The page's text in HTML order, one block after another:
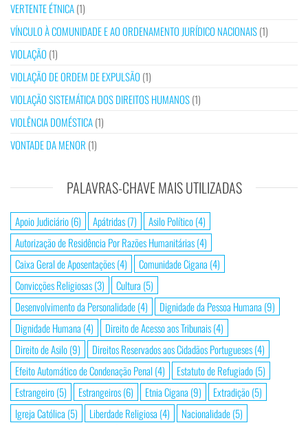
VERTENTE ÉTNICA(1)
VÍNCULO À COMUNIDADE E AO ORDENAMENTO JURÍDICO NACIONAIS(1)
VIOLAÇÃO (1)
VIOLAÇÃO DE ORDEM DE EXPULSÃO (1)
VIOLAÇÃO SISTEMÁTICA DOS DIREITOS HUMANOS(1)
VIOLÊNCIA DOMÉSTICA(1)
VONTADE DA MENOR (1)
PALAVRAS-CHAVE MAIS UTILIZADAS
Apoio Judiciário(6) Apátridas(7) Asilo Político(4)
Autorização de Residência Por Razões Humanitárias(4)
Caixa Geral de Aposentações(4) Comunidade Cigana (4)
Convicções Religiosas(3) Cultura (5)
Desenvolvimento da Personalidade(4) Dignidade da Pessoa Humana (9)
Dignidade Humana (4) Direito de Acesso aos Tribunais(4)
Direito de Asilo(9) Direitos Reservados aos Cidadãos Portugueses(4)
Efeito Automático de Condenação Penal (4) Estatuto de Refugiado(5)
Estrangeiro(5) Estrangeiros(6) Etnia Cigana (9) Extradição(5)
Igreja Católica (5) Liberdade Religiosa (4) Nacionalidade(5)